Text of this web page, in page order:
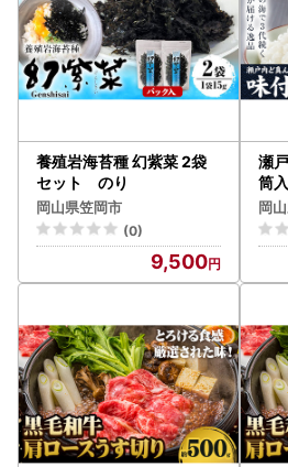
養殖岩海苔種 幻紫菜 2袋
セット のり
岡山県笠岡市
(0)
9,500
瀬
筒
岡